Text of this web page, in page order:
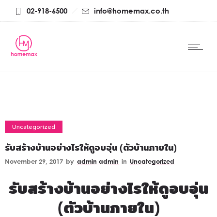
02-918-6500 info@homemax.co.th
Uncategorized
รับสร้างบ้านอย่างไรให้ดูอบอุ่น (ตัวบ้านภายใน)
November 29, 2017 by admin admin in Uncategorized
รับสร้างบ้านอย่างไรให้ดูอบอุ่น
(ตัวบ้านภายใน)